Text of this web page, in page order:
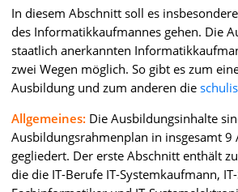
In diesem Abschnitt soll es
des Informatikkaufmannes gehen. Die
staatlich anerkannten
zwei Wegen möglich. So gibt es zum
Ausbildung und zum anderen die
Allgemeines: Die Ausbildungsinhalte
Ausbildungsrahmenplan in insgesamt 9
gegliedert. Der erste Abschnitt enthält
die die IT-Berufe IT-Systemkaufmann,